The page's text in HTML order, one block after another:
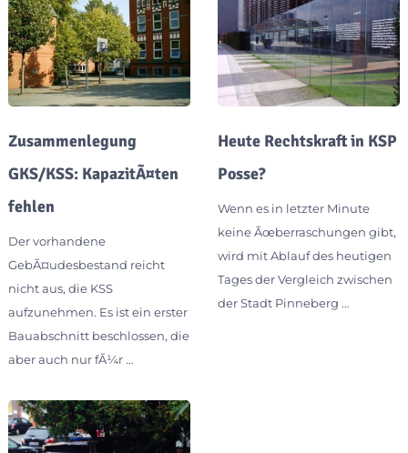
Zusammenlegung
GKS/KSS: KapazitÃ¤ten
fehlen
Der vorhandene
GebÃ¤udesbestand reicht
nicht aus, die KSS
aufzunehmen. Es ist ein erster
Bauabschnitt beschlossen, die
aber auch nur fÃ¼r …
Heute Rechtskraft in KSP
Posse?
Wenn es in letzter Minute
keine Ãœberraschungen gibt,
wird mit Ablauf des heutigen
Tages der Vergleich zwischen
der Stadt Pinneberg …